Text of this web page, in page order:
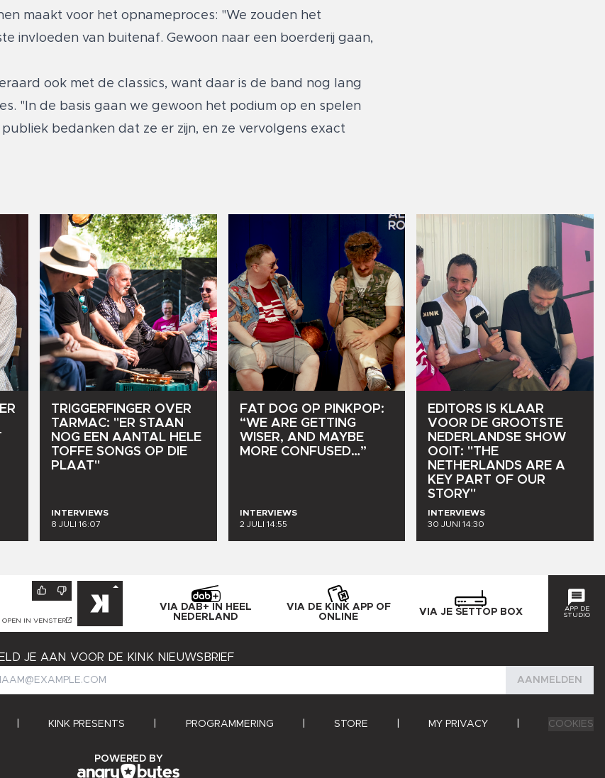
maakt voor het opnameproces: "We zouden het
invloeden van buitenaf. Gewoon naar een boerderij gaan,
ook met de classics, want daar is de band nog lang
"In de basis gaan we gewoon het podium op en spelen
bedanken dat ze er zijn, en ze vervolgens exact
TRIGGERFINGER OVER
TARMAC: "ER STAAN
NOG EEN AANTAL HELE
TOFFE SONGS OP DIE
PLAAT"
INTERVIEWS
8 JULI 16:07
FAT DOG OP PINKPOP:
“WE ARE GETTING
WISER, AND MAYBE
MORE CONFUSED…”
INTERVIEWS
2 JULI 14:55
EDITORS IS KLAAR
VOOR DE GROOTSTE
NEDERLANDSE SHOW
OOIT: "THE
NETHERLANDS ARE A
KEY PART OF OUR
STORY"
INTERVIEWS
30 JUNI 14:30
OPEN IN VENSTER
VIA DAB+ IN HEEL
NEDERLAND
VIA DE KINK APP OF
ONLINE
VIA JE SETTOP BOX
APP DE
STUDIO
JE AAN VOOR DE KINK NIEUWSBRIEF
AANMELDEN
KINK PRESENTS PROGRAMMERING STORE MY PRIVACY COOKIES
POWERED BYANGRY BYTES